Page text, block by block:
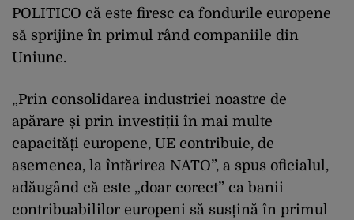
POLITICO că este firesc ca fondurile europene
să sprijine în primul rând companiile din
Uniune.
„Prin consolidarea industriei noastre de
apărare și prin investiții în mai multe
capacități europene, UE contribuie, de
asemenea, la întărirea NATO”, a spus oficialul,
adăugând că este „doar corect” ca banii
contribuabililor europeni să susțină în primul